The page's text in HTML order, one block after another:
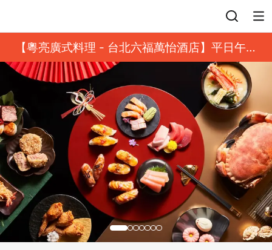
【粵亮廣式料理 - 台北六福萬怡酒店】平日午餐
8 折起｜靓港點套餐